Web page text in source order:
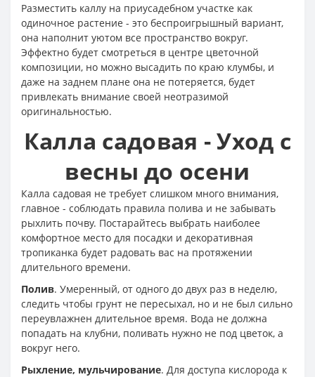
Разместить каллу на приусадебном участке как
одиночное растение - это беспроигрышный вариант,
она наполнит уютом все пространство вокруг.
Эффектно будет смотреться в центре цветочной
композиции, но можно высадить по краю клумбы, и
даже на заднем плане она не потеряется, будет
привлекать внимание своей неотразимой
оригинальностью.
Калла садовая - Уход с
весны до осени
Калла садовая не требует слишком много внимания,
главное - соблюдать правила полива и не забывать
рыхлить почву. Постарайтесь выбрать наиболее
комфортное место для посадки и декоративная
тропиканка будет радовать вас на протяжении
длительного времени.
Полив. Умеренный, от одного до двух раз в неделю,
следить чтобы грунт не пересыхал, но и не был сильно
переувлажнен длительное время. Вода не должна
попадать на клубни, поливать нужно не под цветок, а
вокруг него.
Рыхление, мульчирование. Для доступа кислорода к